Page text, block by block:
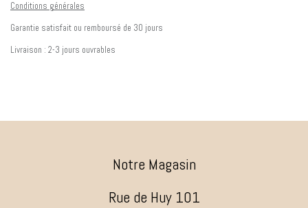
Conditions générales
Garantie satisfait ou remboursé de 30 jours
Livraison : 2-3 jours ouvrables
Notre Magasin
Rue de Huy 101